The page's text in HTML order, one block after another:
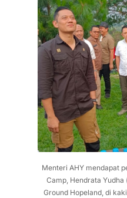
Menteri AHY mendapat
Camp, Hendrata
Ground Hopeland, di